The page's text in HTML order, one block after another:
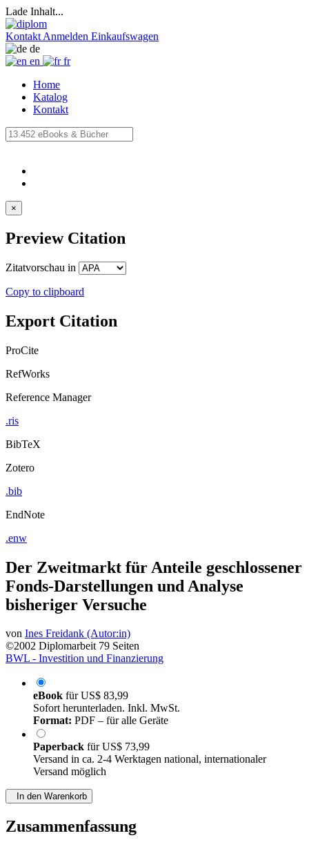
Lade Inhalt...
Kontakt Anmelden Einkaufswagen
de
en
fr
Home
Katalog
Kontakt
×
Preview Citation
Zitatvorschau in
Copy to clipboard
Export Citation
ProCite
RefWorks
Reference Manager
.ris
BibTeX
Zotero
.bib
EndNote
.enw
Der Zweitmarkt für Anteile geschlossener
Fonds-Darstellungen und Analyse
bisheriger Versuche
von Ines Freidank (Autor:in)
©2002 Diplomarbeit 79 Seiten
BWL - Investition und Finanzierung
eBook fürUS$ 83,99
Sofort herunterladen. Inkl. MwSt.
Format: PDF – für alle Geräte
Paperback fürUS$ 73,99
Versand in ca. 2-4 Werktagen national, internationaler
Versand möglich
In den Warenkorb
Zusammenfassung